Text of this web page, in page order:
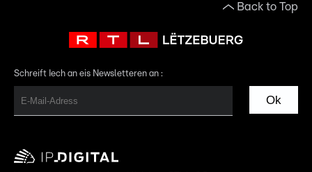
Back to Top
Schreift Iech an eis Newsletteren an :
Ok